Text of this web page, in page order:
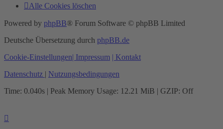
Alle Cookies löschen
Powered by phpBB® Forum Software © phpBB Limited
Deutsche Übersetzung durch phpBB.de
Cookie-Einstellungen| Impressum | Kontakt
Datenschutz | Nutzungsbedingungen
Time: 0.040s | Peak Memory Usage: 12.21 MiB | GZIP: Off